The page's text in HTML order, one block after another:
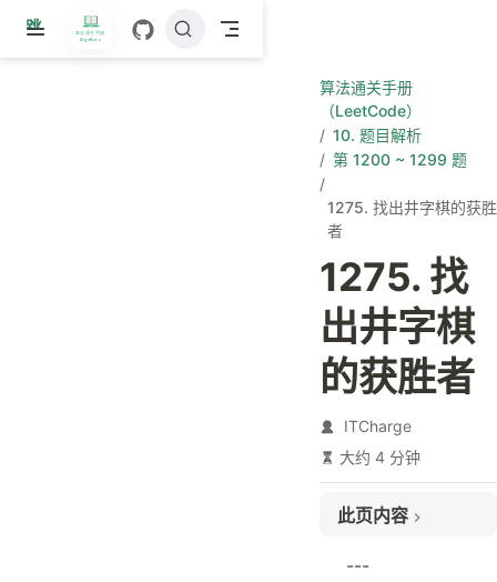
跳
算法通关手册
（LeetCode）
10. 题目解析
第 1200 ~ 1299 题
1275. 找出井字棋的获胜
者
1275. 找
出井字棋
的获胜者
ITCharge
大约 4 分钟
此页内容
---